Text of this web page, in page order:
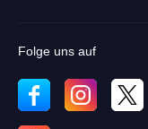
Folge uns auf